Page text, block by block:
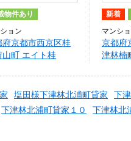
物件あり
ョン
府京都市西京区桂
山町 エイト桂
新着
マンシ
京都府
津林楠
塩田様下津林北浦町貸家
下
下津林北浦町貸家１０ 下津林北